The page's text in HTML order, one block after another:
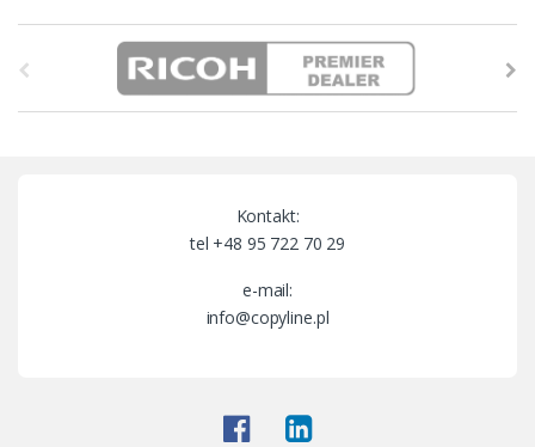
Kontakt:
tel +48 95 722 70 29
e-mail:
info@copyline.pl